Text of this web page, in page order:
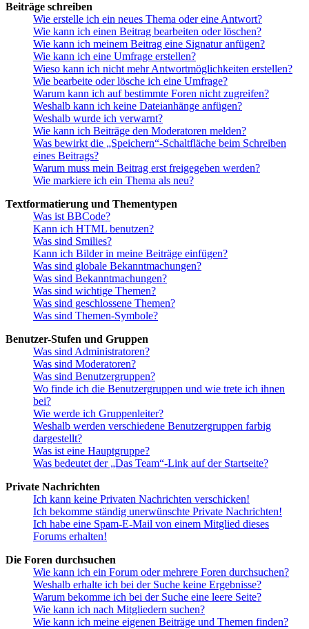
Beiträge schreiben
Wie erstelle ich ein neues Thema oder eine Antwort?
Wie kann ich einen Beitrag bearbeiten oder löschen?
Wie kann ich meinem Beitrag eine Signatur anfügen?
Wie kann ich eine Umfrage erstellen?
Wieso kann ich nicht mehr Antwortmöglichkeiten erstellen?
Wie bearbeite oder lösche ich eine Umfrage?
Warum kann ich auf bestimmte Foren nicht zugreifen?
Weshalb kann ich keine Dateianhänge anfügen?
Weshalb wurde ich verwarnt?
Wie kann ich Beiträge den Moderatoren melden?
Was bewirkt die „Speichern“-Schaltfläche beim Schreiben
eines Beitrags?
Warum muss mein Beitrag erst freigegeben werden?
Wie markiere ich ein Thema als neu?
Textformatierung und Thementypen
Was ist BBCode?
Kann ich HTML benutzen?
Was sind Smilies?
Kann ich Bilder in meine Beiträge einfügen?
Was sind globale Bekanntmachungen?
Was sind Bekanntmachungen?
Was sind wichtige Themen?
Was sind geschlossene Themen?
Was sind Themen-Symbole?
Benutzer-Stufen und Gruppen
Was sind Administratoren?
Was sind Moderatoren?
Was sind Benutzergruppen?
Wo finde ich die Benutzergruppen und wie trete ich ihnen
bei?
Wie werde ich Gruppenleiter?
Weshalb werden verschiedene Benutzergruppen farbig
dargestellt?
Was ist eine Hauptgruppe?
Was bedeutet der „Das Team“-Link auf der Startseite?
Private Nachrichten
Ich kann keine Privaten Nachrichten verschicken!
Ich bekomme ständig unerwünschte Private Nachrichten!
Ich habe eine Spam-E-Mail von einem Mitglied dieses
Forums erhalten!
Die Foren durchsuchen
Wie kann ich ein Forum oder mehrere Foren durchsuchen?
Weshalb erhalte ich bei der Suche keine Ergebnisse?
Warum bekomme ich bei der Suche eine leere Seite?
Wie kann ich nach Mitgliedern suchen?
Wie kann ich meine eigenen Beiträge und Themen finden?